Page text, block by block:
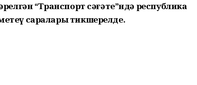
“Транспорт сәғәте”ндә республика
саралары тикшерелде.